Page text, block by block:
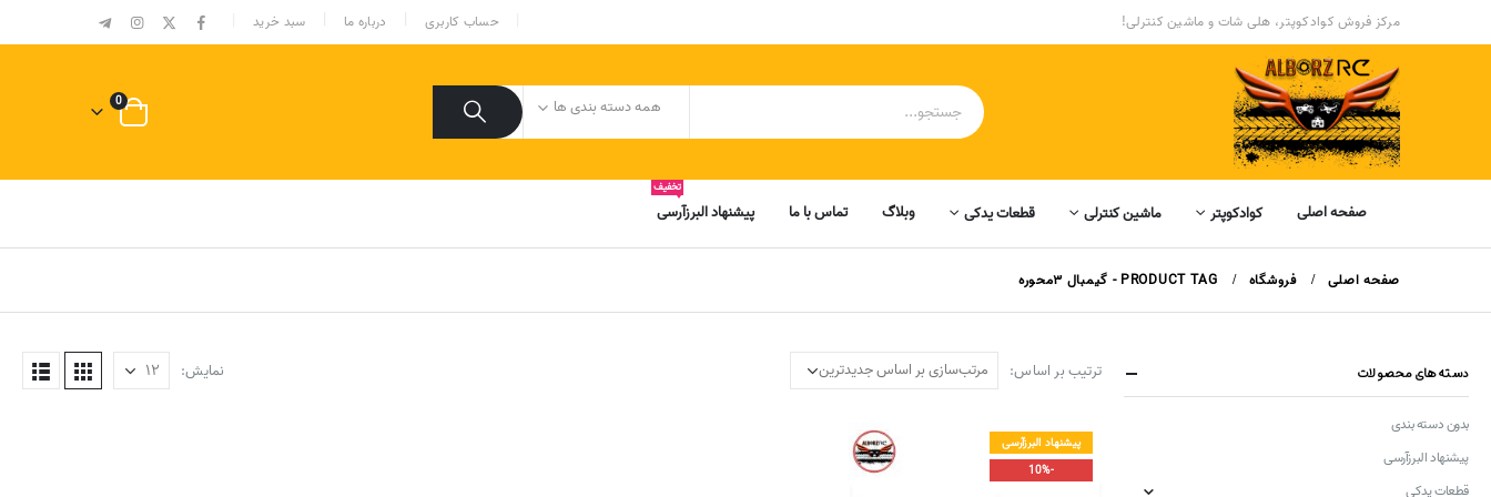
مرکز فروش کوادکوپتر، هلی شات و ماشین کنترلی! حساب کاربری درباره ما سبد خرید
همه دسته بندی ها 0
صفحه اصلی کوادکوپتر ماشین کنترلی قطعات یدکی وبلاگ تماس با ما پیشنهاد البرزآرسی
تخفیف
صفحه اصلی فروشگاه PRODUCT TAG - گیمبال ۳محوره
ترتیب بر اساس: نمایش:
پیشنهاد البرزآرسی
-10%
دسته‌های محصولات
بدون دسته بندی
پیشنهاد البرزآرسی
قطعات یدکی